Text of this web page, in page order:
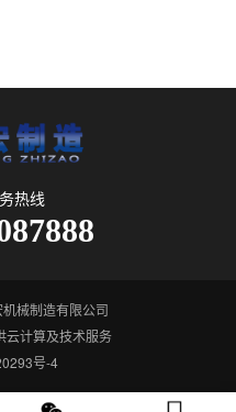
热线
械制造有限公司
云计算及技术服务
号-4